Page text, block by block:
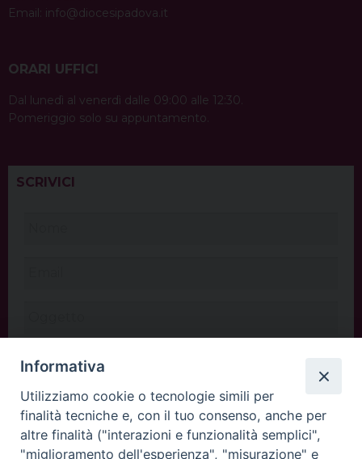
Email: info@diocesipadova.it
ORARI UFFICI
Dal lunedì al venerdì dalle 09:00 alle 12:30.
Pomeriggio solo su appuntamento.
SCRIVICI
Informativa
Utilizziamo cookie o tecnologie simili per
finalità tecniche e, con il tuo consenso, anche per
altre finalità ("interazioni e funzionalità semplici",
"miglioramento dell'esperienza", "misurazione" e